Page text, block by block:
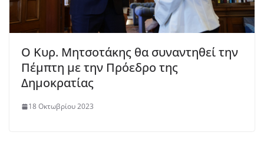
Ο Κυρ. Μητσοτάκης θα συναντηθεί την
Πέμπτη με την Πρόεδρο της
Δημοκρατίας
18 Οκτωβρίου 2023